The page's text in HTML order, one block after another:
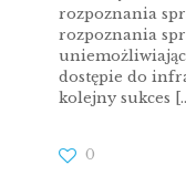
rozpoznania
rozpoznania
dostępie do
kolejny sukces
0